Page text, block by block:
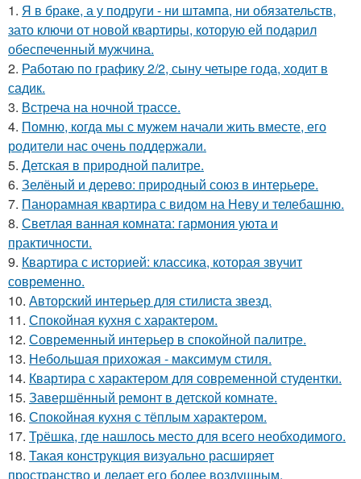
1. Я в браке, а у подруги - ни штампа, ни обязательств,
зато ключи от новой квартиры, которую ей подарил
обеспеченный мужчина.
2. Работаю по графику 2/2, сыну четыре года, ходит в
садик.
3. Встреча на ночной трассе.
4. Помню, когда мы с мужем начали жить вместе, его
родители нас очень поддержали.
5. Детская в природной палитре.
6. Зелёный и дерево: природный союз в интерьере.
7. Панорамная квартира с видом на Неву и телебашню.
8. Светлая ванная комната: гармония уюта и
практичности.
9. Квартира с историей: классика, которая звучит
современно.
10. Авторский интерьер для стилиста звезд.
11. Спокойная кухня с характером.
12. Современный интерьер в спокойной палитре.
13. Небольшая прихожая - максимум стиля.
14. Квартира с характером для современной студентки.
15. Завершённый ремонт в детской комнате.
16. Спокойная кухня с тёплым характером.
17. Трёшка, где нашлось место для всего необходимого.
18. Такая конструкция визуально расширяет
пространство и делает его более воздушным.